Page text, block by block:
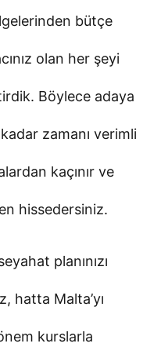
bütçe
olan her şeyi
Böylece adaya
zamanı verimli
kaçınır ve
hissedersiniz.
planınızı
hatta Malta’yı
kurslarla